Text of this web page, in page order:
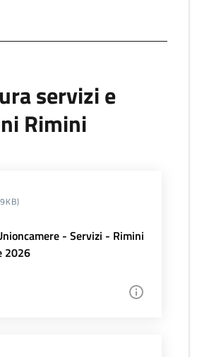
servizi e
Rimini
- Servizi - Rimini
2026